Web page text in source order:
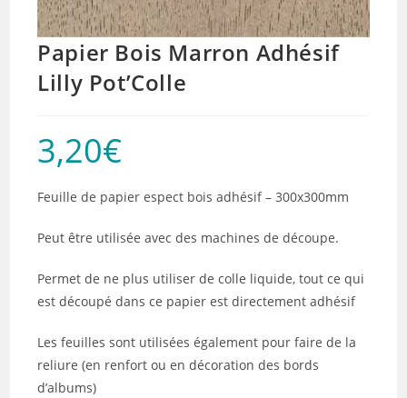
Papier Bois Marron Adhésif
Lilly Pot’Colle
3,20€
Feuille de papier espect bois adhésif – 300x300mm
Peut être utilisée avec des machines de découpe.
Permet de ne plus utiliser de colle liquide, tout ce qui
est découpé dans ce papier est directement adhésif
Les feuilles sont utilisées également pour faire de la
reliure (en renfort ou en décoration des bords
d’albums)